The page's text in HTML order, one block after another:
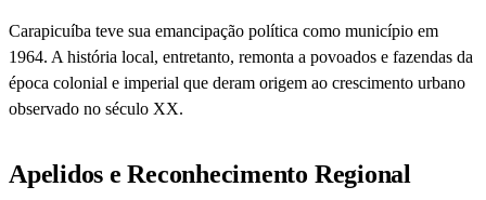
Carapicuíba teve sua emancipação política como município em
1964. A história local, entretanto, remonta a povoados e fazendas da
época colonial e imperial que deram origem ao crescimento urbano
observado no século XX.
Apelidos e Reconhecimento Regional